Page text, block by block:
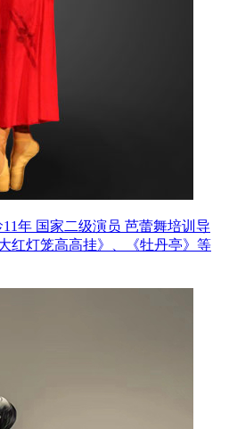
年 国家二级演员 芭蕾舞培训导
红灯笼高高挂》、《牡丹亭》等